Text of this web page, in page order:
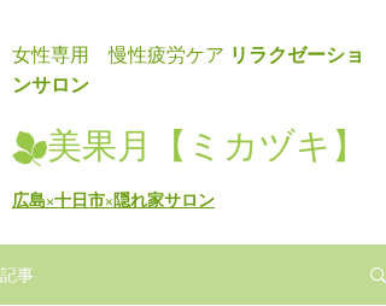
女性専用 慢性疲労ケア リラクゼーショ
ンサロン
美果月【ミカヅキ】
広島×十日市×隠れ家サロン
記事